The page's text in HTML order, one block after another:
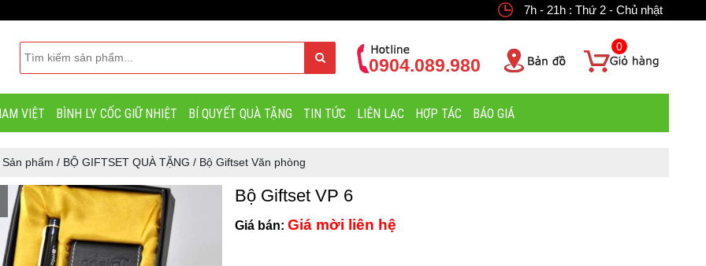
7h - 21h : Thứ 2 - Chủ nhật
0904.089.980
0
VIỆT BÌNH LY CỐC GIỮ NHIỆT BÍ QUYẾT QUÀ TẶNG TIN TỨC LIÊN LẠC HỢP TÁC BÁO GIÁ
Sản phẩm / BỘ GIFTSET QUÀ TẶNG / Bộ Giftset Văn phòng
Bộ Giftset VP 6
Giá bán: Giá mời liên hệ